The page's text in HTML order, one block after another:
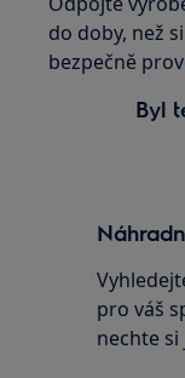
do doby, než
bezpečně
Byl
pro váš
nechte